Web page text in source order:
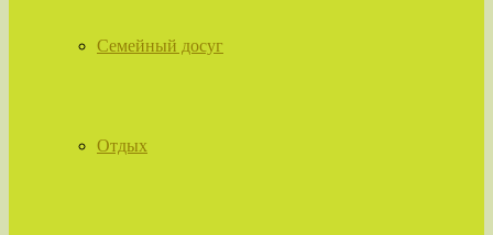
Семейный досуг
Отдых